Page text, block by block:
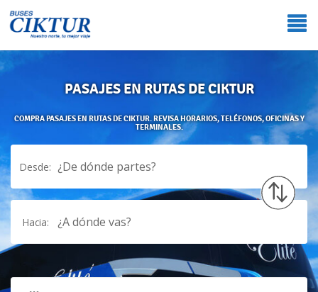
PASAJES EN RUTAS DE CIKTUR
COMPRA PASAJES EN RUTAS DE CIKTUR. REVISA HORARIOS, TELÉFONOS, OFICINAS Y
TERMINALES.
Desde: ¿De dónde partes?
Hacia: ¿A dónde vas?